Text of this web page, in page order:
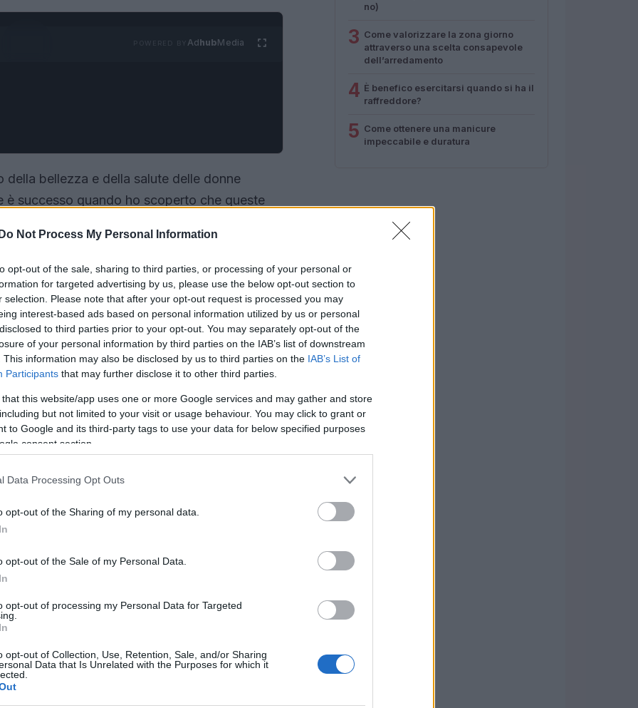
Do Not Process My Personal Information
opt-out of the sale, sharing to third parties, or processing of your personal or
for targeted advertising by us, please use the below opt-out section to
selection. Please note that after your opt-out request is processed you may
interest-based ads based on personal information utilized by us or personal
to third parties prior to your opt-out. You may separately opt-out of the
of your personal information by third parties on the IAB’s list of downstream
This information may also be disclosed by us to third parties on the IAB’s List of
Participants that may further disclose it to other third parties.
that this website/app uses one or more Google services and may gather and store
but not limited to your visit or usage behaviour. You may click to grant or
to Google and its third-party tags to use your data for below specified purposes
consent section.
Data Processing Opt Outs
opt-out of the Sharing of my personal data.
opt-out of the Sale of my Personal Data.
opt-out of processing my Personal Data for Targeted
opt-out of Collection, Use, Retention, Sale, and/or Sharing
Data that Is Unrelated with the Purposes for which it
AdhubMedia
bellezza e della salute delle donne
è successo quando ho scoperto che queste
impeccabile, ma anche per la loro
obesità che si attesta solo al 5%, rispetto al
da imparare. La chiave? Le loro
cinque pratiche alimentari che puoi
generale e, perché no, anche la tua
che non puoi
coreana. Questo piatto a
no)
3 Come valorizzare la zona giorno
attraverso una scelta consapevole
dell’arredamento
4 È benefico esercitarsi quando si ha il
raffreddore?
5 Come ottenere una manicure
impeccabile e duratura